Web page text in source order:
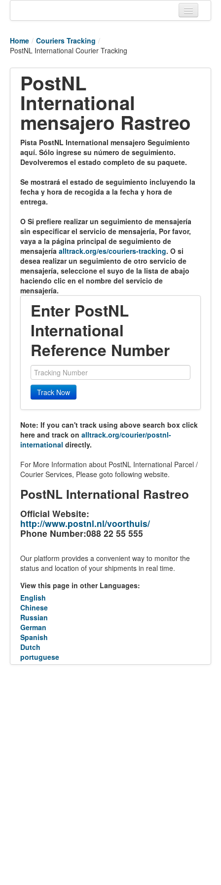
Tracking links
Couriers Tracking
Air Cargo Tracking
Postal Tracking
Vessel Tracking
Live Vessel Traffic
Port Of Calls
Home / Couriers Tracking /
PostNL International Courier Tracking
PostNL
International
mensajero Rastreo
Pista PostNL International mensajero Seguimiento
aquí. Sólo ingrese su número de seguimiento.
Devolveremos el estado completo de su paquete.
Se mostrará el estado de seguimiento incluyendo la
fecha y hora de recogida a la fecha y hora de
entrega.
O Si prefiere realizar un seguimiento de mensajería
sin especificar el servicio de mensajería, Por favor,
vaya a la página principal de seguimiento de
mensajería alltrack.org/es/couriers-tracking. O si
desea realizar un seguimiento de otro servicio de
mensajería, seleccione el suyo de la lista de abajo
haciendo clic en el nombre del servicio de
mensajería.
Enter PostNL
International
Reference Number
Track Now
Note: If you can't track using above search box click
here and track on alltrack.org/courier/postnl-
international directly.
For More Information about PostNL International Parcel /
Courier Services, Please goto following website.
PostNL International Rastreo
Official Website:
http://www.postnl.nl/voorthuis/
Phone Number:088 22 55 555
Our platform provides a convenient way to monitor the
status and location of your shipments in real time.
View this page in other Languages:
English
Chinese
Russian
German
Spanish
Dutch
portuguese